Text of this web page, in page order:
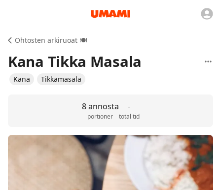
Ohtosten arkiruoat 🍽️
Kana Tikka Masala
Kana Tikkamasala
8 annosta
portioner
-
total tid